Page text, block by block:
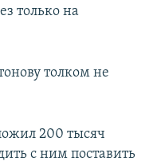
только на
толком не
200 тысяч
с ним поставить